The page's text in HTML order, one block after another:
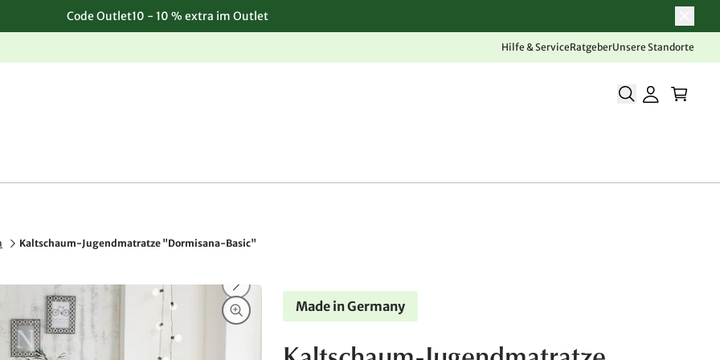
Code Outlet10 - 10 % extra im Outlet
Hilfe & ServiceRatgeberUnsere Standorte
Kaltschaum-Jugendmatratze "Dormisana-Basic"
Made in Germany